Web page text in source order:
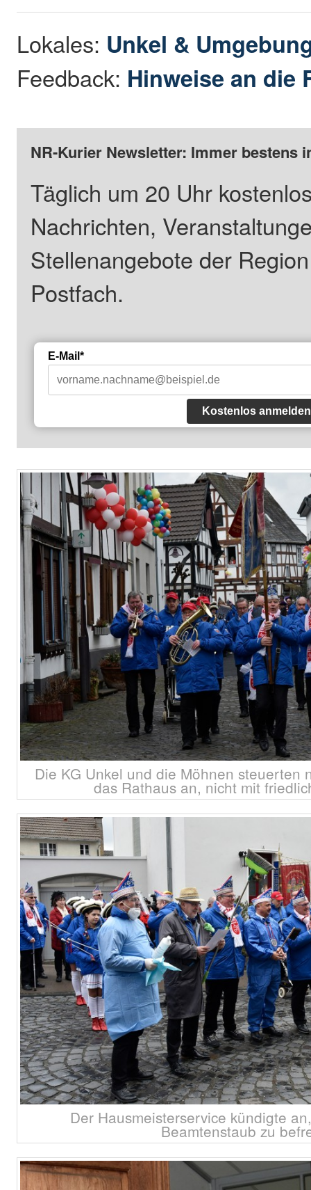
Lokales: Unkel &
Feedback: Hinweise an die
NR-Kurier Newsletter: Immer bestens
Täglich um 20 Uhr
Nachrichten,
Stellenangebote der
Postfach.
E-Mail*
Kostenlos anmelden
Die KG Unkel und die Möhnen steuerten
das Rathaus an, nicht mit
Der Hausmeisterservice kündigte
Beamtenstaub zu